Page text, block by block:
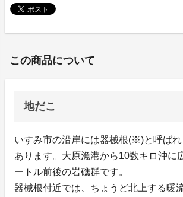
この商品について
地だこ
いすみ市の沿岸には器械根(※)と呼ば
あります。大原漁港から10数キロ沖に
ートル前後の岩礁群です。
器械根付近では、ちょうど北上する暖